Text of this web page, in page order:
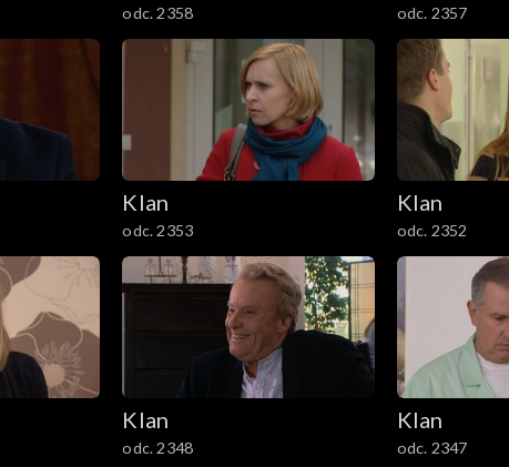
odc. 2358 odc. 2357
Klan
odc. 2353
Klan
odc. 2352
Klan
odc. 2348
Klan
odc. 2347